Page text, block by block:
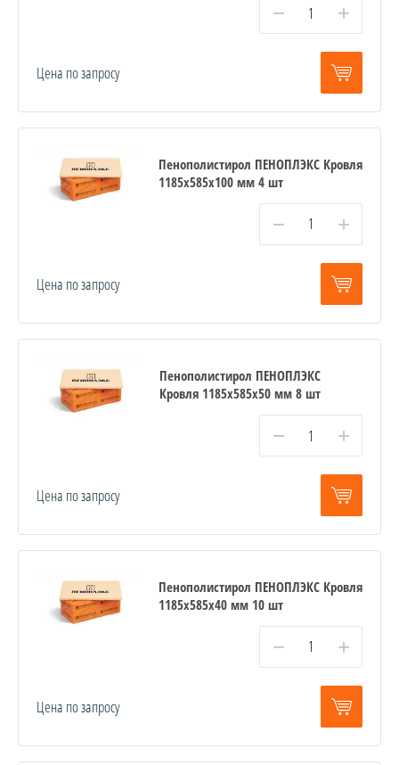
− +
Цена по запросу
Пенополистирол ПЕНОПЛЭКС Кровля
1185х585х100 мм 4 шт
− +
Цена по запросу
Пенополистирол ПЕНОПЛЭКС
Кровля 1185х585х50 мм 8 шт
− +
Цена по запросу
Пенополистирол ПЕНОПЛЭКС Кровля
1185х585х40 мм 10 шт
− +
Цена по запросу